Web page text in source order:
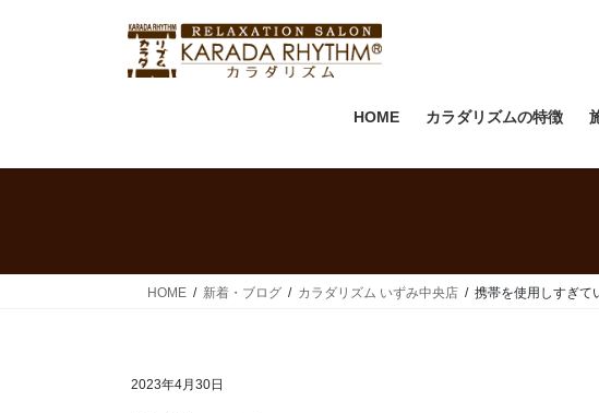
HOME カラダリズムの特徴
HOME 新着・ブログ カラダリズム いずみ中央店 携帯を使用しすぎて
2023年4月30日